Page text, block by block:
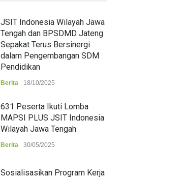
JSIT Indonesia Wilayah Jawa
Tengah dan BPSDMD Jateng
Sepakat Terus Bersinergi
dalam Pengembangan SDM
Pendidikan
Berita 18/10/2025
631 Peserta Ikuti Lomba
MAPSI PLUS JSIT Indonesia
Wilayah Jawa Tengah
Berita 30/05/2025
Sosialisasikan Program Kerja